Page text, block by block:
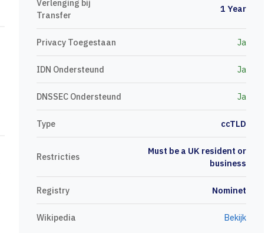
Verlenging bij
Transfer
1 Year
Privacy Toegestaan Ja
IDN Ondersteund Ja
DNSSEC Ondersteund Ja
Type ccTLD
Restricties
Must be a UK resident or
business
Registry Nominet
Wikipedia Bekijk